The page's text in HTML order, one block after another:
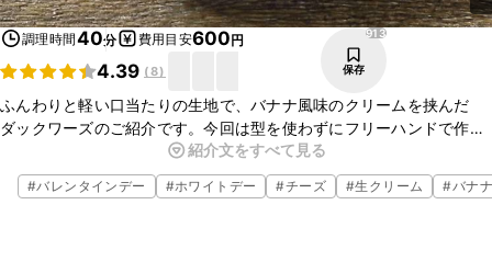
調理時間40分 費用目安600円
4.39 (8)
913
保存
ふんわりと軽い口当たりの生地で、バナナ風味のクリームを挟んだ
ダックワーズのご紹介です。今回は型を使わずにフリーハンドで作り
ました。サクサクとした軽い生地に焼き上がり濃厚なクリームとよく
合いますよ。ぜひ作ってみてくださいね。
紹介文をすべて見る
#バレンタインデー #ホワイトデー #チーズ #生クリーム #バナ